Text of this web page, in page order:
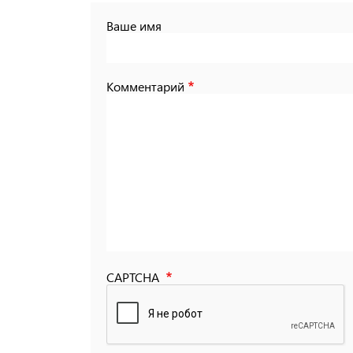
Ваше имя
Комментарий
CAPTCHA